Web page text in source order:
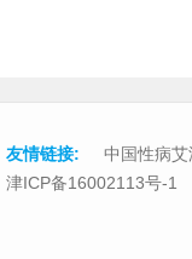
友情链接: 中国性病
津ICP备16002113号-1